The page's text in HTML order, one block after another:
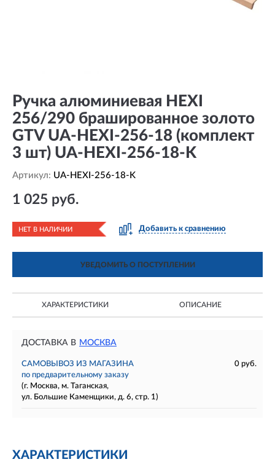
Ручка алюминиевая HEXI
256/290 брашированное золото
GTV UA-HEXI-256-18 (комплект
3 шт) UA-HEXI-256-18-K
Артикул: UA-HEXI-256-18-K
1 025 руб.
НЕТ В НАЛИЧИИ Добавить к сравнению
УВЕДОМИТЬ О ПОСТУПЛЕНИИ
ХАРАКТЕРИСТИКИ ОПИСАНИЕ
ДОСТАВКА В МОСКВА
САМОВЫВОЗ ИЗ МАГАЗИНА
0 руб.
по предварительному заказу
(г. Москва, м. Таганская,
ул. Большие Каменщики, д. 6, стр. 1)
ХАРАКТЕРИСТИКИ